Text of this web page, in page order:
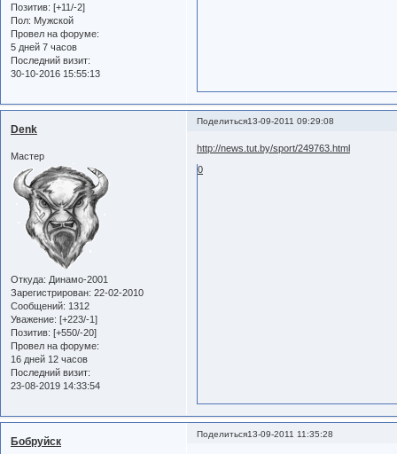
Позитив: [+11/-2]
Пол: Мужской
Провел на форуме:
5 дней 7 часов
Последний визит:
30-10-2016 15:55:13
Поделиться13-09-2011 09:29:08
Denk
Мастер
Откуда: Динамо-2001
Зарегистрирован: 22-02-2010
Сообщений: 1312
Уважение: [+223/-1]
Позитив: [+550/-20]
Провел на форуме:
16 дней 12 часов
Последний визит:
23-08-2019 14:33:54
http://news.tut.by/sport/249763.html
0
Поделиться13-09-2011 11:35:28
Бобруйск